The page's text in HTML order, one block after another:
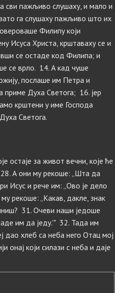
сви пажљиво слушаху, и мало и
га слушаху пажљиво што их
Филипу који
Исуса Христа, крштаваху се и
се остаде код Филипа; и
се врло. 14. А кад чуше
послаше им Петра и
Духа Светога; 16. јер
крштени у име Господа
Светога.
остаје за живот вечни, које ће
А они му рекоше: „Шта да
Исус и рече им: „Ово је дело
рекоше: „Какав, дакле, знак
31. Очеви наши једоше
им да једу.'" 32. Тада им
дао хлеб са неба него Отац мој
онај који силази с неба и даје